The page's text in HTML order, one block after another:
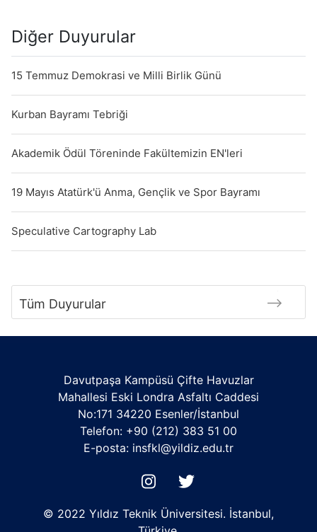
Diğer Duyurular
15 Temmuz Demokrasi ve Milli Birlik Günü
Kurban Bayramı Tebriği
Akademik Ödül Töreninde Fakültemizin EN'leri
19 Mayıs Atatürk'ü Anma, Gençlik ve Spor Bayramı
Speculative Cartography Lab
Tüm Duyurular
Davutpaşa Kampüsü Çifte Havuzlar
Mahallesi Eski Londra Asfaltı Caddesi
No:171 34220 Esenler/İstanbul
Telefon: +90 (212) 383 51 00
E-posta: insfkl@yildiz.edu.tr
© 2022 Yıldız Teknik Üniversitesi. İstanbul,